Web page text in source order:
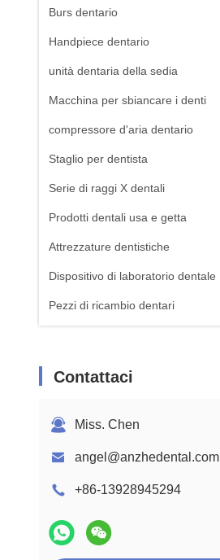
Burs dentario
Handpiece dentario
unità dentaria della sedia
Macchina per sbiancare i denti
compressore d'aria dentario
Staglio per dentista
Serie di raggi X dentali
Prodotti dentali usa e getta
Attrezzature dentistiche
Dispositivo di laboratorio dentale
Pezzi di ricambio dentari
Contattaci
Miss. Chen
angel@anzhedental.com
+86-13928945294